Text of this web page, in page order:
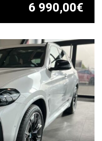
6 990,00€